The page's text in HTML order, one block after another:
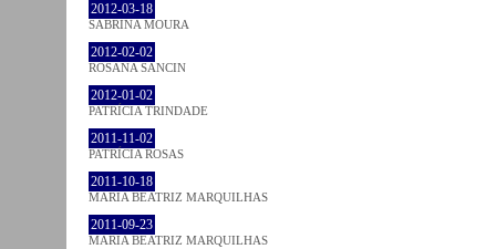
2012-03-18
SABRINA MOURA
2012-02-02
ROSANA SANCIN
2012-01-02
PATRÍCIA TRINDADE
2011-11-02
PATRÍCIA ROSAS
2011-10-18
MARIA BEATRIZ MARQUILHAS
2011-09-23
MARIA BEATRIZ MARQUILHAS